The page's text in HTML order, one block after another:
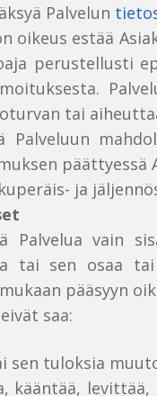
Palvelun
oikeus estää
perustellusti
tai
Palveluun
ja
Palvelua vain
tai sen osaa
pääsyyn
saa:
sen tuloksia
kääntää,